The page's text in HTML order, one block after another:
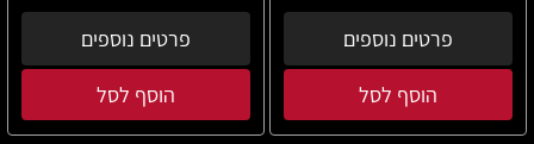
פרטים נוספים
הוסף לסל
פרטים נוספים
הוסף לסל